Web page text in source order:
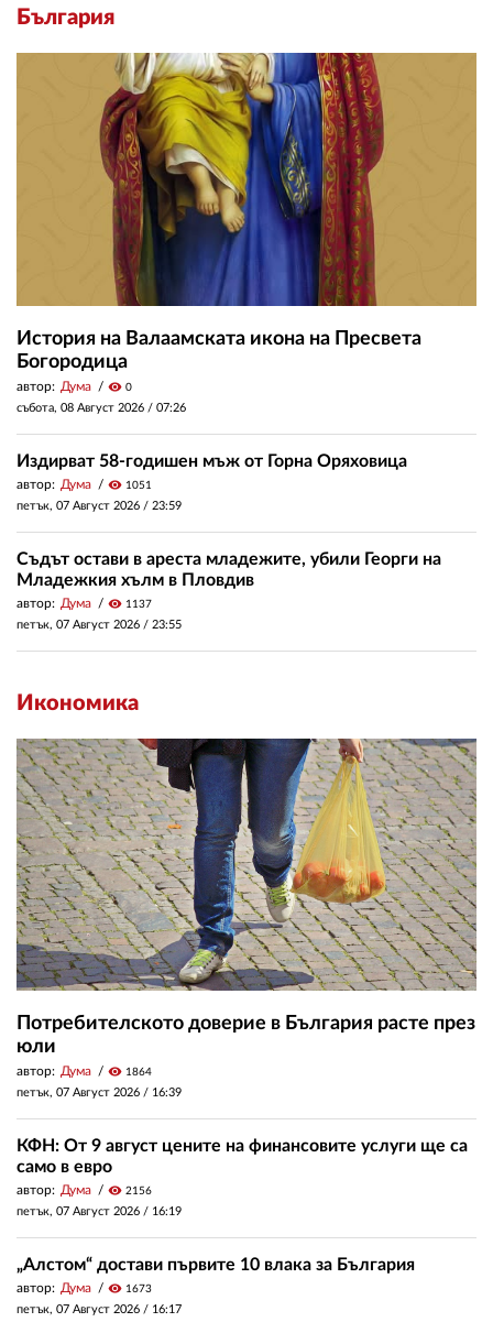
България
История на Валаамската икона на Пресвета
Богородица
автор: Дума visibility 0
събота, 08 Август 2026 / 07:26
Издирват 58-годишен мъж от Горна Оряховица
автор: Дума visibility 1051
петък, 07 Август 2026 / 23:59
Съдът остави в ареста младежите, убили Георги на
Младежкия хълм в Пловдив
автор: Дума visibility 1137
петък, 07 Август 2026 / 23:55
Икономика
Потребителското доверие в България расте през
юли
автор: Дума visibility 1864
петък, 07 Август 2026 / 16:39
КФН: От 9 август цените на финансовите услуги ще са
само в евро
автор: Дума visibility 2156
петък, 07 Август 2026 / 16:19
„Алстом“ достави първите 10 влака за България
автор: Дума visibility 1673
петък, 07 Август 2026 / 16:17